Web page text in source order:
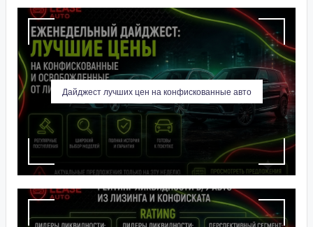
k
Дайджест лучших цен на конфискованные авто